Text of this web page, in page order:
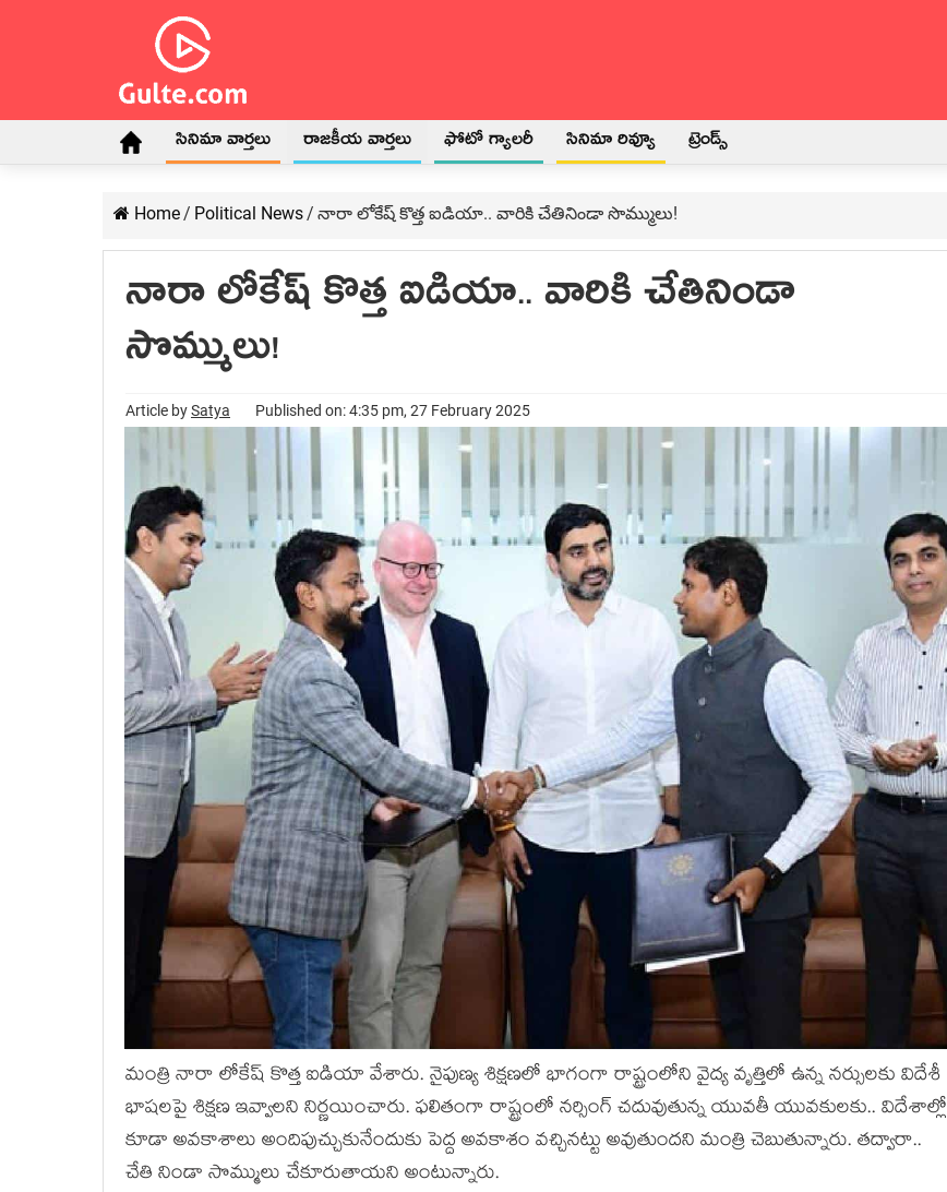
సినిమా వార్తలు రాజకీయ వార్తలు ఫోటో గ్యాలరీ సినిమా రివ్యూ ట్రెండ్స్
Home/ Political News/ నారా లోకేష్ కొత్త ఐడియా.. వారికి చేతినిండా సొమ్ములు!
నారా లోకేష్ కొత్త ఐడియా.. వారికి చేతినిండా
సొమ్ములు!
Article bySatya Published on: 4:35 pm, 27 February 2025
మంత్రి నారా లోకేష్ కొత్త ఐడియా వేశారు. నైపుణ్య శిక్ష‌ణ‌లో భాగంగా రాష్ట్రంలోని వైద్య వృత్తిలో ఉన్న న‌ర్సుల‌కు విదేశీ
భాష‌ల‌పై శిక్షణ ఇవ్వాల‌ని నిర్ణ‌యించారు. ఫ‌లితంగా రాష్ట్రంలో న‌ర్సింగ్ చ‌దువుతున్న యువ‌తీ యువ‌కుల‌కు.. విదేశాల్లో
కూడా అవ‌కాశాలు అందిపుచ్చుకునేందుకు పెద్ద అవ‌కాశం వ‌చ్చిన‌ట్టు అవుతుంద‌ని మంత్రి చెబుతున్నారు. త‌ద్వారా..
చేతి నిండా సొమ్ములు చేకూరుతాయ‌ని అంటున్నారు.